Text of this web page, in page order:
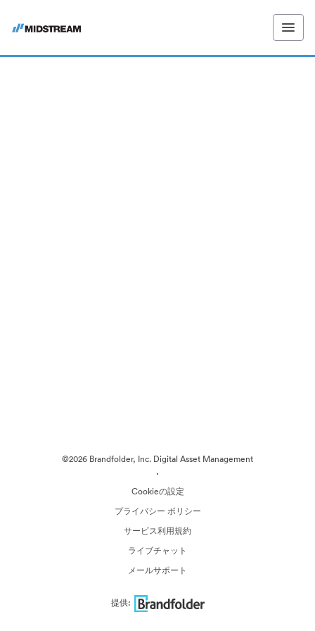
©2026 Brandfolder, Inc. Digital Asset Management
·
Cookieの設定
プライバシー ポリシー
サービス利用規約
ライブチャット
メールサポート
提供: